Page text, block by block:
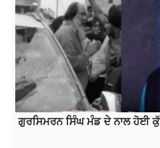
ਗੁਰਸਿਮਰਨ ਸਿੰਘ ਮੰਡ ਦੇ ਨਾਲ ਹੋਈ